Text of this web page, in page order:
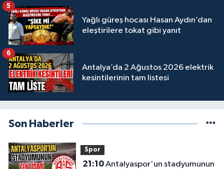
Yağlı güreş hocası Hasan Aydın’dan
eleştirilere tokat gibi yanıt
5
Antalya’da 2 Ağustos 2026 elektrik
kesintilerinin tam listesi
6
Son Haberler
Spor
21:10Antalyaspor'un stadyumunun